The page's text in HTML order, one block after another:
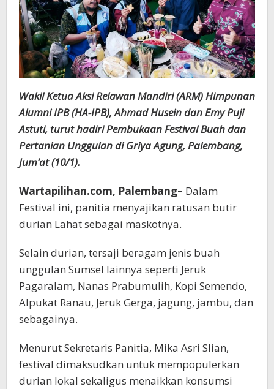
Wakil Ketua Aksi Relawan Mandiri (ARM) Himpunan
Alumni IPB (HA-IPB), Ahmad Husein dan Emy Puji
Astuti, turut hadiri Pembukaan Festival Buah dan
Pertanian Unggulan di Griya Agung, Palembang,
Jum’at (10/1).
Wartapilihan.com, Palembang– Dalam
Festival ini, panitia menyajikan ratusan butir
durian Lahat sebagai maskotnya.
Selain durian, tersaji beragam jenis buah
unggulan Sumsel lainnya seperti Jeruk
Pagaralam, Nanas Prabumulih, Kopi Semendo,
Alpukat Ranau, Jeruk Gerga, jagung, jambu, dan
sebagainya.
Menurut Sekretaris Panitia, Mika Asri Slian,
festival dimaksudkan untuk mempopulerkan
durian lokal sekaligus menaikkan konsumsi